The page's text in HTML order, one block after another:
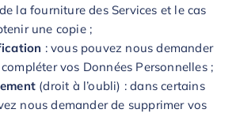
la fourniture des Services et le cas
une copie ;
: vous pouvez nous demander
vos Données Personnelles ;
(droit à l’oubli) : dans certains
nous demander de supprimer vos